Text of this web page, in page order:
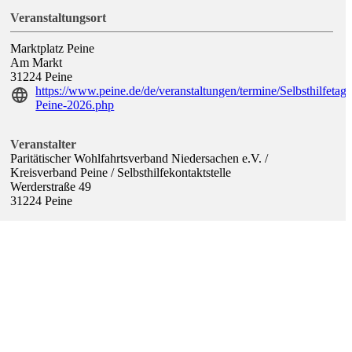
Veranstaltungsort
Marktplatz Peine
Am Markt
31224 Peine
https://www.peine.de/de/veranstaltungen/termine/Selbsthilfetag-
Peine-2026.php
Veranstalter
Paritätischer Wohlfahrtsverband Niedersachen e.V. /
Kreisverband Peine / Selbsthilfekontaktstelle
Werderstraße 49
31224 Peine